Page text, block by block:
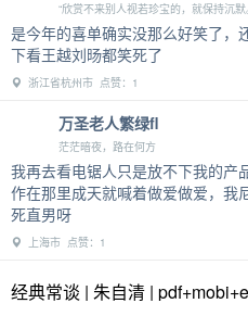
“欣赏不来别人视若珍宝的，就保持沉默
是今年的喜单确实没那么好笑了，
下看王越刘旸都笑死了
浙江省杭州市 点赞：1
万圣老人繁绿fl
茫茫暗夜，路在何方
我再去看电锯人只是放不下我的产
作在那里成天就喊着做爱做爱，我
死直男呀
上海市 点赞：1
经典常谈 | 朱自清 |